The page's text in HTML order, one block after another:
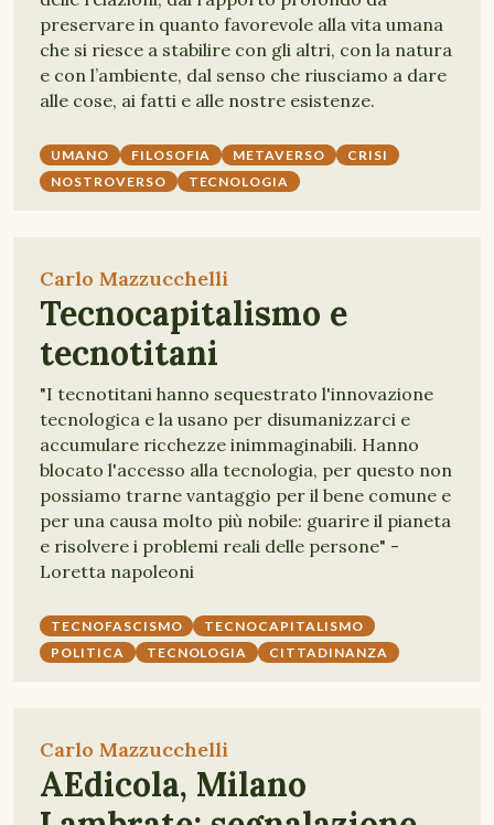
preservare in quanto favorevole alla vita umana
che si riesce a stabilire con gli altri, con la natura
e con l’ambiente, dal senso che riusciamo a dare
alle cose, ai fatti e alle nostre esistenze.
UMANO FILOSOFIA METAVERSO
CRISI
NOSTROVERSO
TECNOLOGIA
Carlo Mazzucchelli
Tecnocapitalismo e
tecnotitani
"I tecnotitani hanno sequestrato l'innovazione
tecnologica e la usano per disumanizzarci e
accumulare ricchezze inimmaginabili. Hanno
blocato l'accesso alla tecnologia, per questo non
possiamo trarne vantaggio per il bene comune e
per una causa molto più nobile: guarire il pianeta
e risolvere i problemi reali delle persone" -
Loretta napoleoni
TECNOFASCISMO
TECNOCAPITALISMO
POLITICA
TECNOLOGIA CITTADINANZA
Carlo Mazzucchelli
AEdicola, Milano